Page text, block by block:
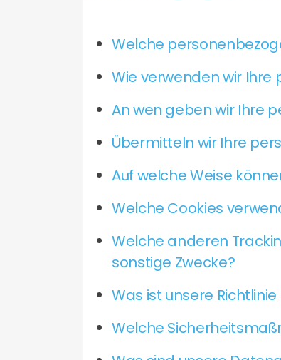
Welche
Wie verwenden wir
An wen geben wir Ihre
Übermitteln wir Ihre
Auf welche Weise
Welche Cookies
Welche anderen
sonstige Zwecke?
Was ist unsere
Welche